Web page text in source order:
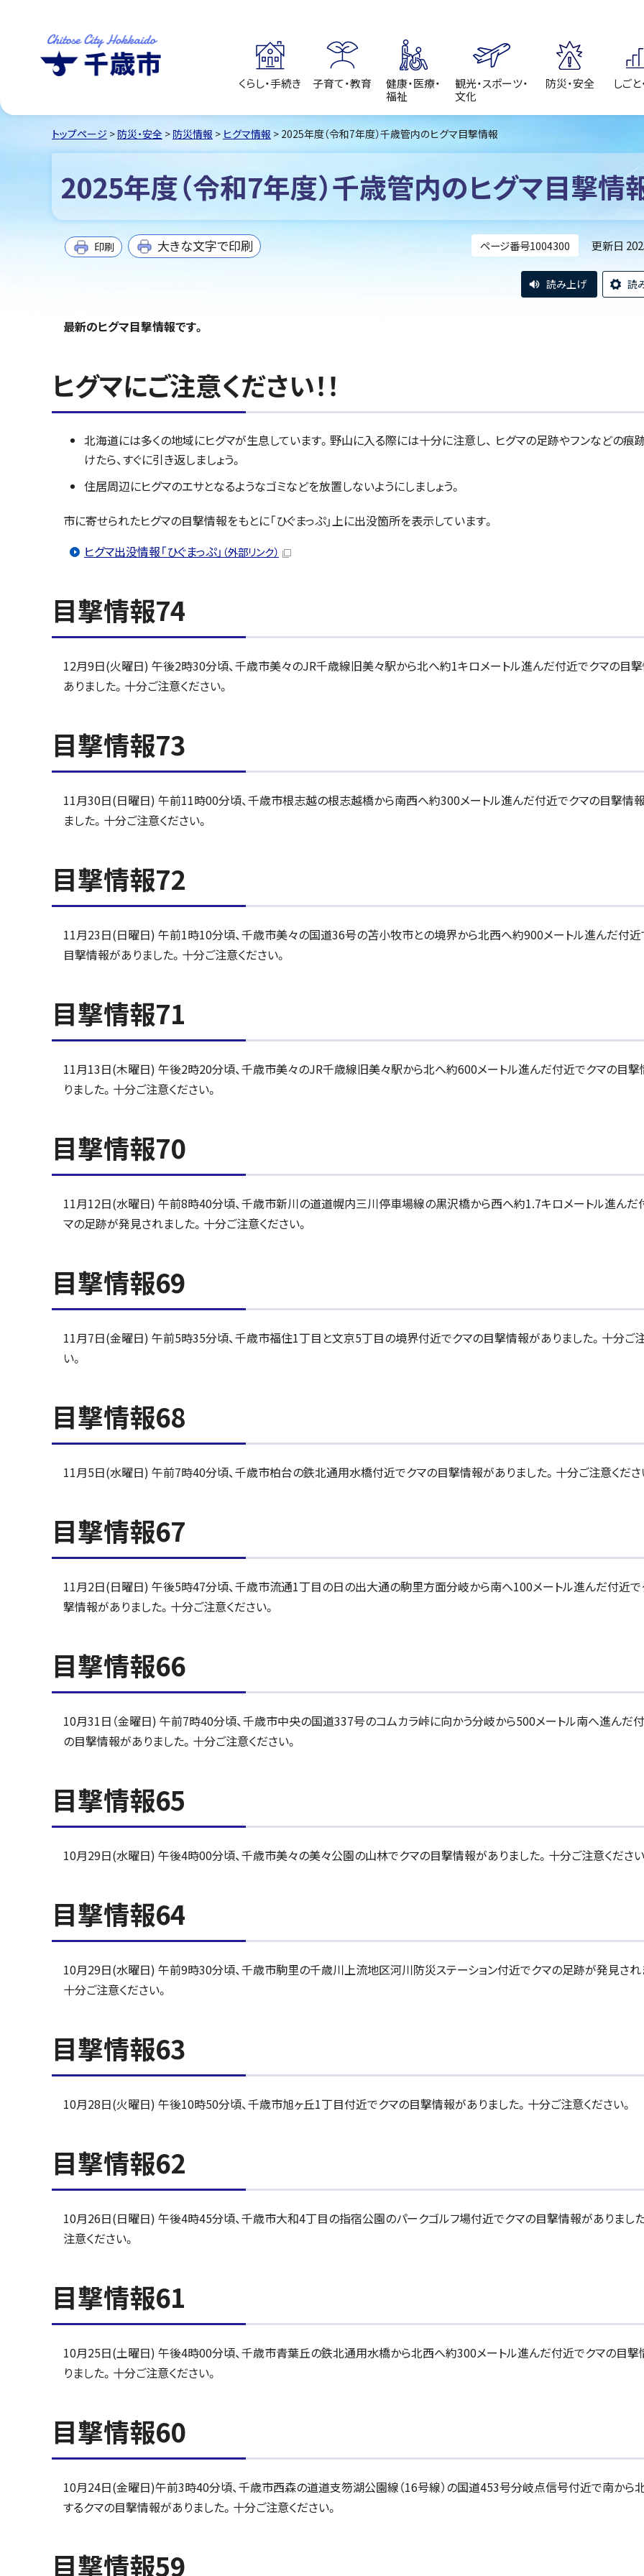
くらし・手続き 子育て・教育
健康・医療・
福祉
観光・スポーツ・
文化
防災・安全 しご
トップページ > 防災・安全 > 防災情報 > ヒグマ情報 > 2025年度（令和7年度）千歳管内のヒグマ目撃情報
2025年度（令和7年度）千歳管内のヒグマ目撃情
ページ番号1004300 更新日
印刷 大きな文字で印刷
読み上げ 読
最新のヒグマ目撃情報です。
ヒグマにご注意ください！！
北海道には多くの地域にヒグマが生息しています。野山に入る際には十分に注意し、 ヒグマの足跡やフンなどの痕
けたら、すぐに引き返しましょう。
住居周辺にヒグマのエサとなるようなゴミなどを放置しないようにしましょう。
市に寄せられたヒグマの目撃情報をもとに「ひぐまっぷ」上に出没箇所を表示しています。
ヒグマ出没情報「ひぐまっぷ」 （外部リンク）
目撃情報74
12月9日(火曜日) 午後2時30分頃、千歳市美々のJR千歳線旧美々駅から北へ約1キロメートル進んだ付近でクマの目
ありました。十分ご注意ください。
目撃情報73
11月30日(日曜日) 午前11時00分頃、千歳市根志越の根志越橋から南西へ約300メートル進んだ付近でクマの目撃情
ました。十分ご注意ください。
目撃情報72
11月23日(日曜日) 午前1時10分頃、千歳市美々の国道36号の苫小牧市との境界から北西へ約900メートル進んだ付近
目撃情報がありました。十分ご注意ください。
目撃情報71
11月13日(木曜日) 午後2時20分頃、千歳市美々のJR千歳線旧美々駅から北へ約600メートル進んだ付近でクマの目
りました。十分ご注意ください。
目撃情報70
11月12日(水曜日) 午前8時40分頃、千歳市新川の道道幌内三川停車場線の黒沢橋から西へ約1.7キロメートル進んだ
マの足跡が発見されました。十分ご注意ください。
目撃情報69
11月7日(金曜日) 午前5時35分頃、千歳市福住1丁目と文京5丁目の境界付近でクマの目撃情報がありました。十分ご
い。
目撃情報68
11月5日(水曜日) 午前7時40分頃、千歳市柏台の鉄北通用水橋付近でクマの目撃情報がありました。十分ご注意くださ
目撃情報67
11月2日(日曜日) 午後5時47分頃、千歳市流通1丁目の日の出大通の駒里方面分岐から南へ100メートル進んだ付近で
撃情報がありました。十分ご注意ください。
目撃情報66
10月31日（金曜日) 午前7時40分頃、千歳市中央の国道337号のコムカラ峠に向かう分岐から500メートル南へ進んだ
の目撃情報がありました。十分ご注意ください。
目撃情報65
10月29日(水曜日) 午後4時00分頃、千歳市美々の美々公園の山林でクマの目撃情報がありました。十分ご注意ください
目撃情報64
10月29日(水曜日) 午前9時30分頃、千歳市駒里の千歳川上流地区河川防災ステーション付近でクマの足跡が発見され
十分ご注意ください。
目撃情報63
10月28日(火曜日) 午後10時50分頃、千歳市旭ヶ丘1丁目付近でクマの目撃情報がありました。十分ご注意ください。
目撃情報62
10月26日(日曜日) 午後4時45分頃、千歳市大和4丁目の指宿公園のパークゴルフ場付近でクマの目撃情報がありまし
注意ください。
目撃情報61
10月25日(土曜日) 午後4時00分頃、千歳市青葉丘の鉄北通用水橋から北西へ約300メートル進んだ付近でクマの目撃
りました。十分ご注意ください。
目撃情報60
10月24日(金曜日)午前3時40分頃、千歳市西森の道道支笏湖公園線（16号線）の国道453号分岐点信号付近で南から
するクマの目撃情報がありました。十分ご注意ください。
目撃情報59